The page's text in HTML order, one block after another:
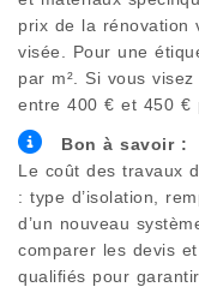
prix de la rénovation
visée. Pour une
par m². Si vous
entre 400 € et 450 €
Bon à savoir :
Le coût des travaux
: type d’isolation,
d’un nouveau
comparer les devis
qualifiés pour